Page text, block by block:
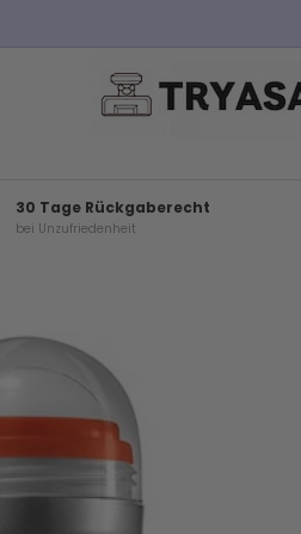
30 Tage Rückgaberecht
bei Unzufriedenheit